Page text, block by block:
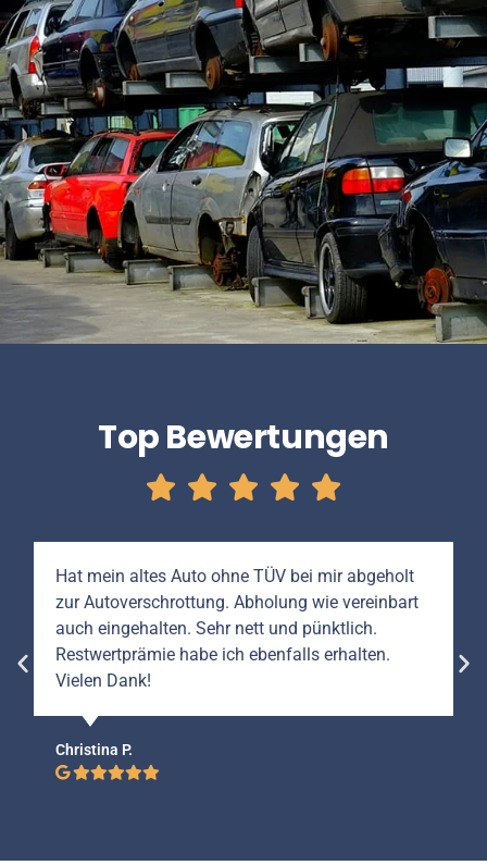
Top Bewertungen
Hat mein altes Auto ohne TÜV bei mir abgeholt
zur Autoverschrottung. Abholung wie vereinbart
auch eingehalten. Sehr nett und pünktlich.
Restwertprämie habe ich ebenfalls erhalten.
Vielen Dank!
Christina P.